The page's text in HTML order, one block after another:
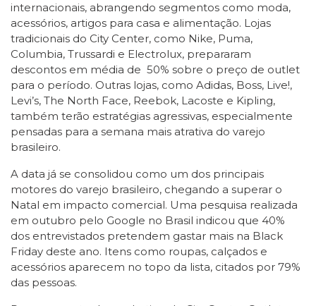
internacionais, abrangendo segmentos como moda,
acessórios, artigos para casa e alimentação. Lojas
tradicionais do City Center, como Nike, Puma,
Columbia, Trussardi e Electrolux, prepararam
descontos em média de 50% sobre o preço de outlet
para o período. Outras lojas, como Adidas, Boss, Live!,
Levi’s, The North Face, Reebok, Lacoste e Kipling,
também terão estratégias agressivas, especialmente
pensadas para a semana mais atrativa do varejo
brasileiro.
A data já se consolidou como um dos principais
motores do varejo brasileiro, chegando a superar o
Natal em impacto comercial. Uma pesquisa realizada
em outubro pelo Google no Brasil indicou que 40%
dos entrevistados pretendem gastar mais na Black
Friday deste ano. Itens como roupas, calçados e
acessórios aparecem no topo da lista, citados por 79%
das pessoas.